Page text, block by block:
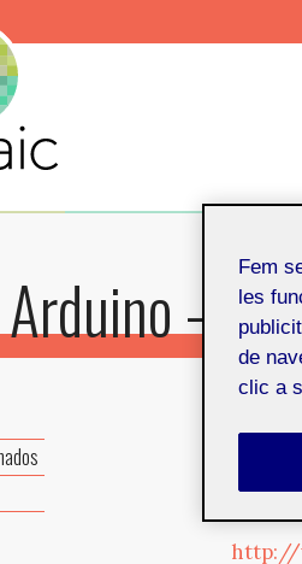
–
Del 27
http://
Fem
les
de
clic a